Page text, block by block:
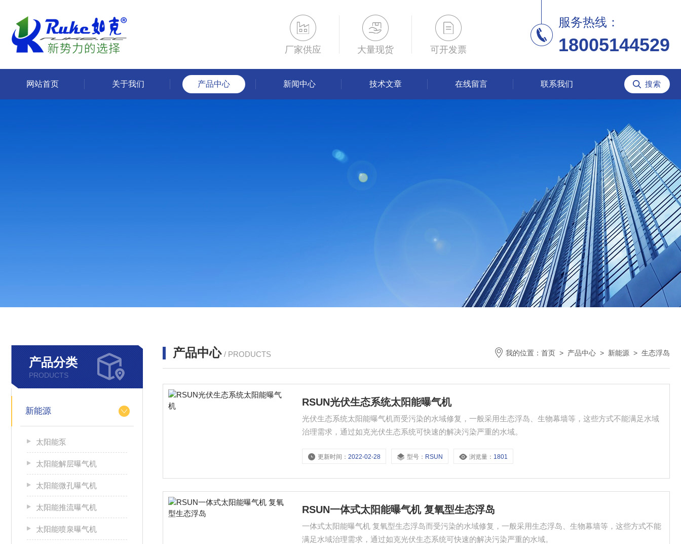
厂家供应 大量现货 可开发票
服务热线：
18005144529
网站首页 关于我们 产品中心 新闻中心 技术文章 在线留言 联系我们
产品分类
PRODUCTS
新能源
太阳能泵
太阳能解层曝气机
太阳能微孔曝气机
太阳能推流曝气机
太阳能喷泉曝气机
产品中心 / PRODUCTS 我的位置： 首页 > 产品中心 > 新能源 > 生态浮岛
RSUN光伏生态系统太阳能曝气机
光伏生态系统太阳能曝气机而受污染的水域修复，一般采用生态浮岛、生物幕墙等，这些方式不能满足水域
治理需求，通过如克光伏生态系统可快速的解决污染严重的水域。
更新时间：2022-02-28 型号： RSUN 浏览量： 1801
RSUN一体式太阳能曝气机 复氧型生态浮岛
一体式太阳能曝气机 复氧型生态浮岛而受污染的水域修复，一般采用生态浮岛、生物幕墙等，这些方式不能
满足水域治理需求，通过如克光伏生态系统可快速的解决污染严重的水域。